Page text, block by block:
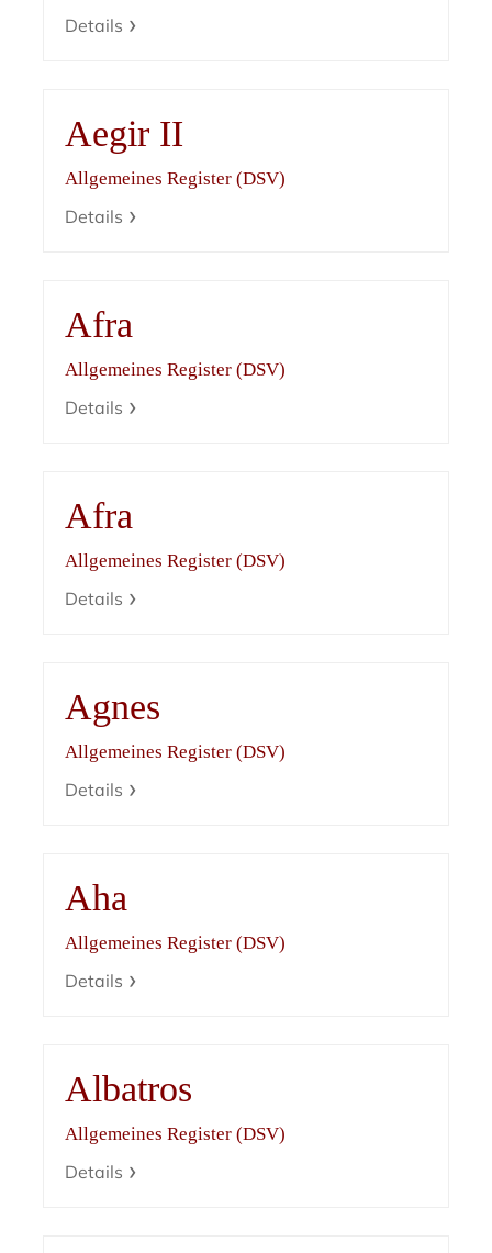
Details
Aegir II
Allgemeines Register (DSV)
Details
Afra
Allgemeines Register (DSV)
Details
Afra
Allgemeines Register (DSV)
Details
Agnes
Allgemeines Register (DSV)
Details
Aha
Allgemeines Register (DSV)
Details
Albatros
Allgemeines Register (DSV)
Details